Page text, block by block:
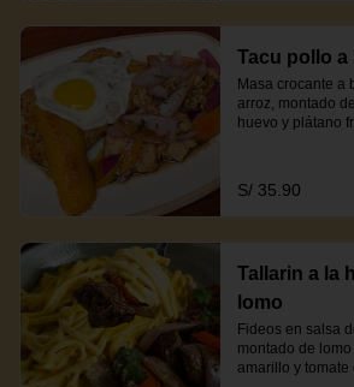
Tacu pollo a
Masa crocante a
arroz, montado
huevo y plátano
S/ 35.90
Tallarin a la
lomo
Fideos en salsa
montado de
amarillo y tomate